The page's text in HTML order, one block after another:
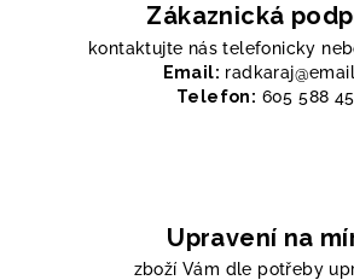
Zákaznická
kontaktujte nás telefonicky
Email:
Telefon: 605 588
Upravení na
zboží Vám dle potřeby